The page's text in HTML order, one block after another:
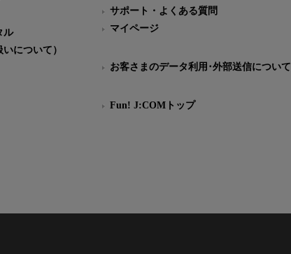
ル
について）
サポート・よくある質問
マイページ
お客さまのデータ利用･外部送信について
Fun! J:COMトップ